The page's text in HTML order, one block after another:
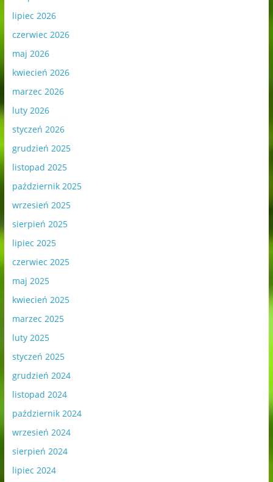
lipiec 2026
czerwiec 2026
maj 2026
kwiecień 2026
marzec 2026
luty 2026
styczeń 2026
grudzień 2025
listopad 2025
październik 2025
wrzesień 2025
sierpień 2025
lipiec 2025
czerwiec 2025
maj 2025
kwiecień 2025
marzec 2025
luty 2025
styczeń 2025
grudzień 2024
listopad 2024
październik 2024
wrzesień 2024
sierpień 2024
lipiec 2024